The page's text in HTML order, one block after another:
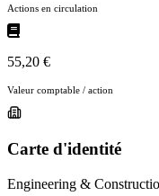
Actions en circulation
55,20 €
Valeur comptable / action
Carte d'identité
Engineering &